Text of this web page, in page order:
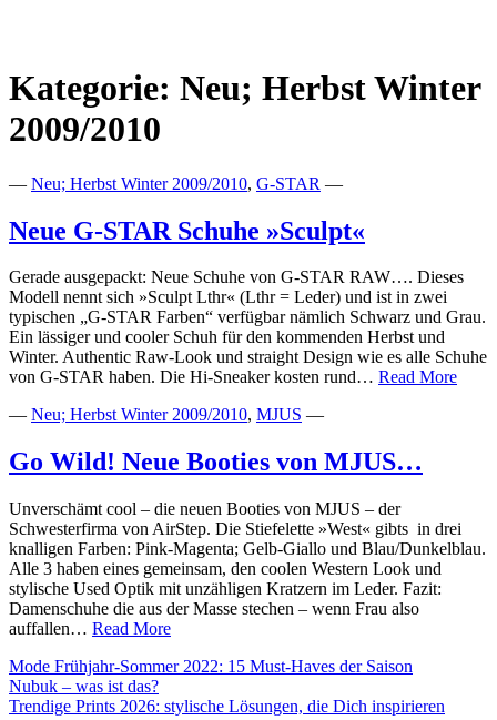
Kategorie: Neu; Herbst Winter
2009/2010
— Neu; Herbst Winter 2009/2010, G-STAR —
Neue G-STAR Schuhe »Sculpt«
Gerade ausgepackt: Neue Schuhe von G-STAR RAW…. Dieses
Modell nennt sich »Sculpt Lthr« (Lthr = Leder) und ist in zwei
typischen „G-STAR Farben“ verfügbar nämlich Schwarz und Grau.
Ein lässiger und cooler Schuh für den kommenden Herbst und
Winter. Authentic Raw-Look und straight Design wie es alle Schuhe
von G-STAR haben. Die Hi-Sneaker kosten rund… Read MoreNeue
— Neu; Herbst Winter 2009/2010, MJUS —
Go Wild! Neue Booties von MJUS…
Unverschämt cool – die neuen Booties von MJUS – der
Schwesterfirma von AirStep. Die Stiefelette »West« gibts in drei
knalligen Farben: Pink-Magenta; Gelb-Giallo und Blau/Dunkelblau.
Alle 3 haben eines gemeinsam, den coolen Western Look und
stylische Used Optik mit unzähligen Kratzern im Leder. Fazit:
Damenschuhe die aus der Masse stechen – wenn Frau also
auffallen… Read MoreGo
Neue
von
Mode Frühjahr-Sommer 2022: 15 Must-Haves der Saison
Nubuk – was ist das?
Trendige Prints 2026: stylische Lösungen, die Dich inspirieren